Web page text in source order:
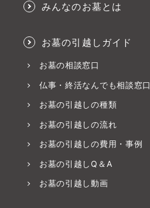
みんなのお墓とは
お墓の引越しガイド
お墓の相談窓口
仏事・終活なんでも相談窓口
お墓の引越しの種類
お墓の引越しの流れ
お墓の引越しの費用・事例
お墓の引越しQ＆A
お墓の引越し動画